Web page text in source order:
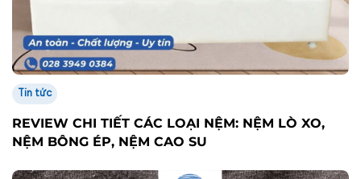
Tin tức
REVIEW CHI TIẾT CÁC LOẠI NỆM: NỆM LÒ XO,
NỆM BÔNG ÉP, NỆM CAO SU